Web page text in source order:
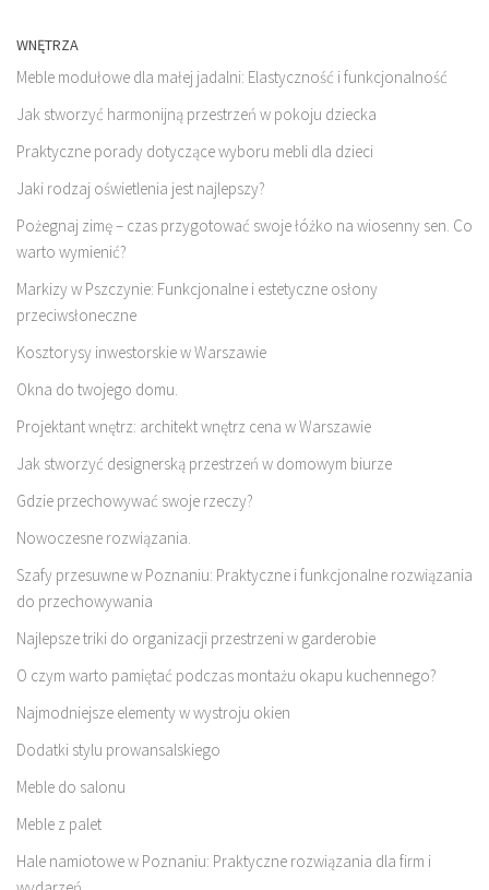
WNĘTRZA
Meble modułowe dla małej jadalni: Elastyczność i funkcjonalność
Jak stworzyć harmonijną przestrzeń w pokoju dziecka
Praktyczne porady dotyczące wyboru mebli dla dzieci
Jaki rodzaj oświetlenia jest najlepszy?
Pożegnaj zimę – czas przygotować swoje łóżko na wiosenny sen. Co
warto wymienić?
Markizy w Pszczynie: Funkcjonalne i estetyczne osłony
przeciwsłoneczne
Kosztorysy inwestorskie w Warszawie
Okna do twojego domu.
Projektant wnętrz: architekt wnętrz cena w Warszawie
Jak stworzyć designerską przestrzeń w domowym biurze
Gdzie przechowywać swoje rzeczy?
Nowoczesne rozwiązania.
Szafy przesuwne w Poznaniu: Praktyczne i funkcjonalne rozwiązania
do przechowywania
Najlepsze triki do organizacji przestrzeni w garderobie
O czym warto pamiętać podczas montażu okapu kuchennego?
Najmodniejsze elementy w wystroju okien
Dodatki stylu prowansalskiego
Meble do salonu
Meble z palet
Hale namiotowe w Poznaniu: Praktyczne rozwiązania dla firm i